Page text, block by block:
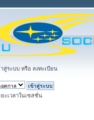
าสู่ระบบ หรือ ลงทะเบียน
ะเวลาในเซสชั่น